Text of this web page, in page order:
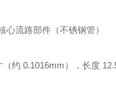
心流路部件（不锈钢管）
约 0.1016mm），长度